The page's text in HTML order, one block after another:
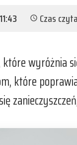
schedule Czas
wyróżnia
które